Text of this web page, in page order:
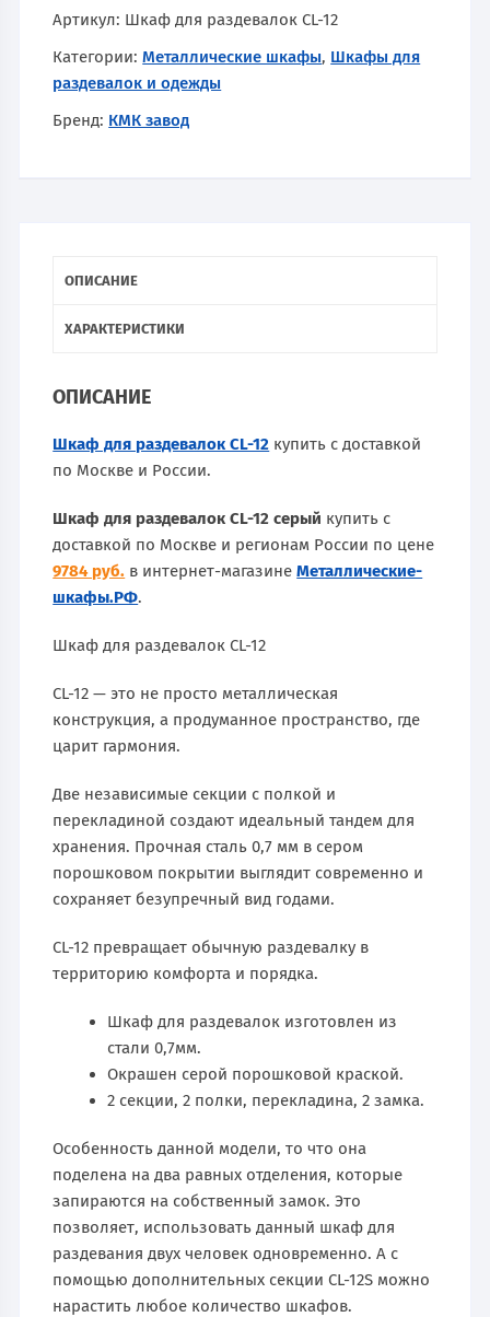
Артикул: Шкаф для раздевалок CL-12
Категории:Металлические шкафы, Шкафы для
раздевалок и одежды
Бренд: КМК завод
ОПИСАНИЕ
ХАРАКТЕРИСТИКИ
ОПИСАНИЕ
Шкаф для раздевалок CL-12 купить с доставкой
по Москве и России.
Шкаф для раздевалок CL-12 серый купить с
доставкой по Москве и регионам России по цене
9784 руб. в интернет-магазинеМеталлические-
шкафы.РФ.
Шкаф для раздевалок CL-12
CL-12 — это не просто металлическая
конструкция, а продуманное пространство, где
царит гармония.
Две независимые секции с полкой и
перекладиной создают идеальный тандем для
хранения. Прочная сталь 0,7 мм в сером
порошковом покрытии выглядит современно и
сохраняет безупречный вид годами.
CL-12 превращает обычную раздевалку в
территорию комфорта и порядка.
Шкаф для раздевалок изготовлен из
стали 0,7мм.
Окрашен серой порошковой краской.
2 секции, 2 полки, перекладина, 2 замка.
Особенность данной модели, то что она
поделена на два равных отделения, которые
запираются на собственный замок. Это
позволяет, использовать данный шкаф для
раздевания двух человек одновременно. А с
помощью дополнительных секции CL-12S можно
нарастить любое количество шкафов.